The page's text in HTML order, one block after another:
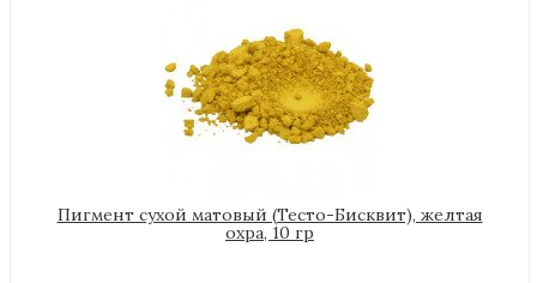
Пигмент сухой матовый (Тесто-Бисквит), желтая
охра, 10 гр